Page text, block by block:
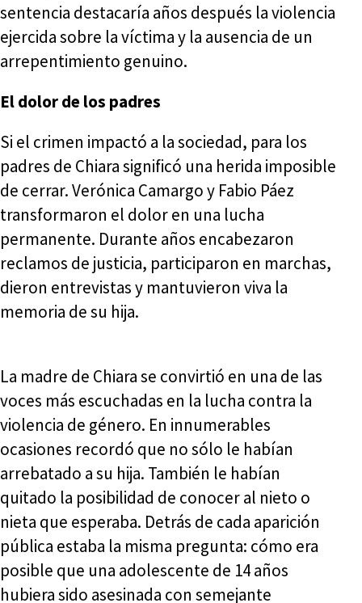
sentencia destacaría años después la violencia
ejercida sobre la víctima y la ausencia de un
arrepentimiento genuino.
El dolor de los padres
Si el crimen impactó a la sociedad, para los
padres de Chiara significó una herida imposible
de cerrar. Verónica Camargo y Fabio Páez
transformaron el dolor en una lucha
permanente. Durante años encabezaron
reclamos de justicia, participaron en marchas,
dieron entrevistas y mantuvieron viva la
memoria de su hija.
La madre de Chiara se convirtió en una de las
voces más escuchadas en la lucha contra la
violencia de género. En innumerables
ocasiones recordó que no sólo le habían
arrebatado a su hija. También le habían
quitado la posibilidad de conocer al nieto o
nieta que esperaba. Detrás de cada aparición
pública estaba la misma pregunta: cómo era
posible que una adolescente de 14 años
hubiera sido asesinada con semejante